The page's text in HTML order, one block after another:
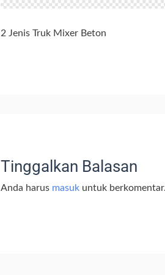
2 Jenis Truk Mixer Beton
Tinggalkan Balasan
Anda harus masukuntuk